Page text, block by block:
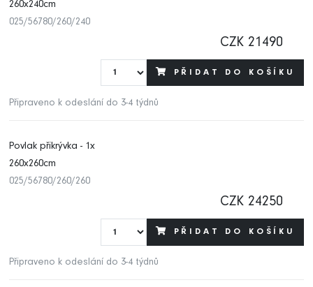
260x240cm
025/56780/260/240
CZK 21490
PŘIDAT DO KOŠÍKU
Připraveno k odeslání do 3-4 týdnů
Povlak přikrývka - 1x
260x260cm
025/56780/260/260
CZK 24250
PŘIDAT DO KOŠÍKU
Připraveno k odeslání do 3-4 týdnů